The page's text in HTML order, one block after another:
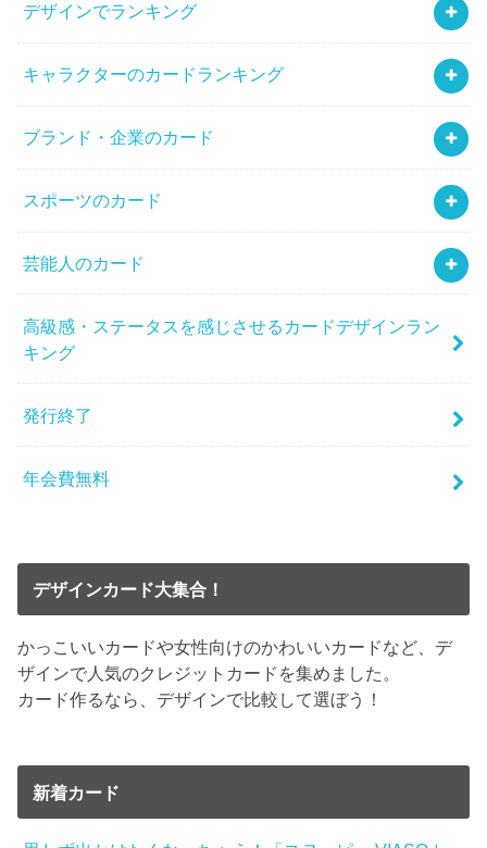
デザインでランキング
キャラクターのカードランキング
ブランド・企業のカード
スポーツのカード
芸能人のカード
高級感・ステータスを感じさせるカードデザインラン
キング
発行終了
年会費無料
デザインカード大集合！
かっこいいカードや女性向けのかわいいカードなど、デ
ザインで人気のクレジットカードを集めました。
カード作るなら、デザインで比較して選ぼう！
新着カード